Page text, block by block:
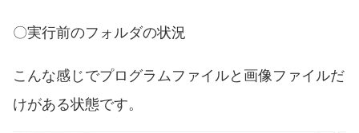
〇実行前のフォルダの状況
こんな感じでプログラムファイルと画像ファイルだ
けがある状態です。